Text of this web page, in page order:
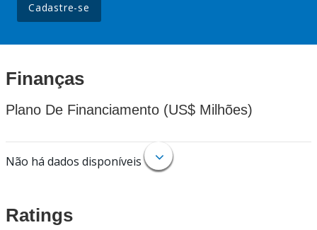
Cadastre-se
Finanças
Plano De Financiamento (US$ Milhões)
Não há dados disponíveis
Ratings